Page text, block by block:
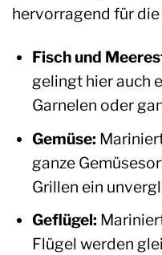
hervorragend für
Fisch und
gelingt hier auch
Garnelen oder
Gemüse:
ganze
Grillen ein
Geflügel:
Flügel werden